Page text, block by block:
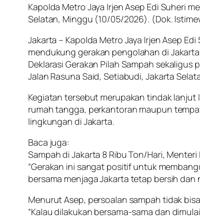
Kapolda Metro Jaya Irjen Asep Edi Suheri
Selatan, Minggu (10/05/2026). (Dok.
Jakarta – Kapolda Metro Jaya Irjen Asep
mendukung gerakan pengolahan di
Deklarasi Gerakan Pilah Sampah sekaligus
Jalan Rasuna Said, Setiabudi, Jakarta
Kegiatan tersebut merupakan tindak lanjut
rumah tangga, perkantoran maupun
lingkungan di Jakarta.
Baca juga:
Sampah di Jakarta 8 Ribu Ton/Hari,
“Gerakan ini sangat positif untuk
bersama menjaga Jakarta tetap bersih dan
Menurut Asep, persoalan sampah tidak
“Kalau dilakukan bersama-sama dan